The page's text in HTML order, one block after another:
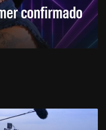
confirmado